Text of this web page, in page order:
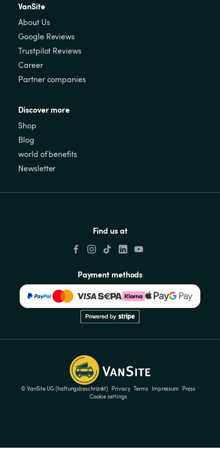
VanSite
About Us
Google Reviews
Trustpilot Reviews
Career
Partner companies
Discover more
Shop
Blog
world of benefits
Newsletter
Find us at
Payment methods
© VanSite UG (haftungsbeschränkt) Privacy Terms Impressum
Press
Cookie settings